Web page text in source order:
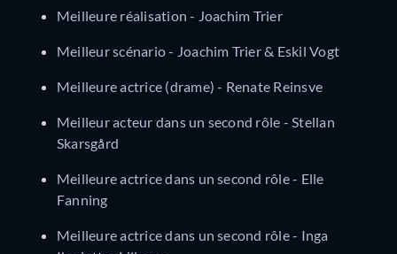
Meilleure réalisation - Joachim Trier
Meilleur scénario - Joachim Trier & Eskil Vogt
Meilleure actrice (drame) - Renate Reinsve
Meilleur acteur dans un second rôle - Stellan
Skarsgård
Meilleure actrice dans un second rôle - Elle
Fanning
Meilleure actrice dans un second rôle - Inga